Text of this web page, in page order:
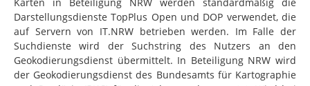
Darstellungsdienste TopPlus Open und DOP verwendet, die
auf Servern von IT.NRWbetrieben werden. Im Falle der
Suchdienste wird der Suchstring des Nutzers an den
Geokodierungsdienst übermittelt. In Beteiligung NRW wird
der Geokodierungsdienst des Bundesamts für Kartographie